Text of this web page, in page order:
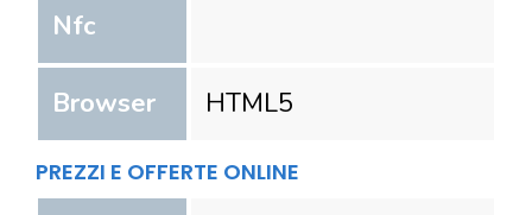
Nfc
Browser HTML5
PREZZI E OFFERTE ONLINE